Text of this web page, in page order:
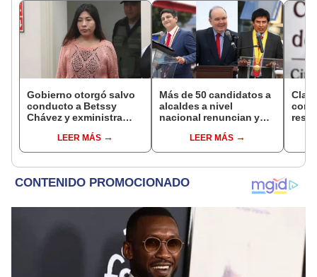
Gobierno otorgó salvo
conducto a Betssy
Chávez y exministra
madrugadaLEER MÁS
Más de 50 candidatos a
alcaldes a nivel
nacional renuncian y
encubiertaLEER MÁS